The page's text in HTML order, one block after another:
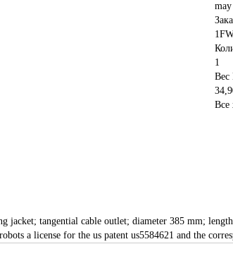
1
Вес
Все
jacket; tangential cable outlet; diameter 385 mm;
a license for the us patent us5584621 and the